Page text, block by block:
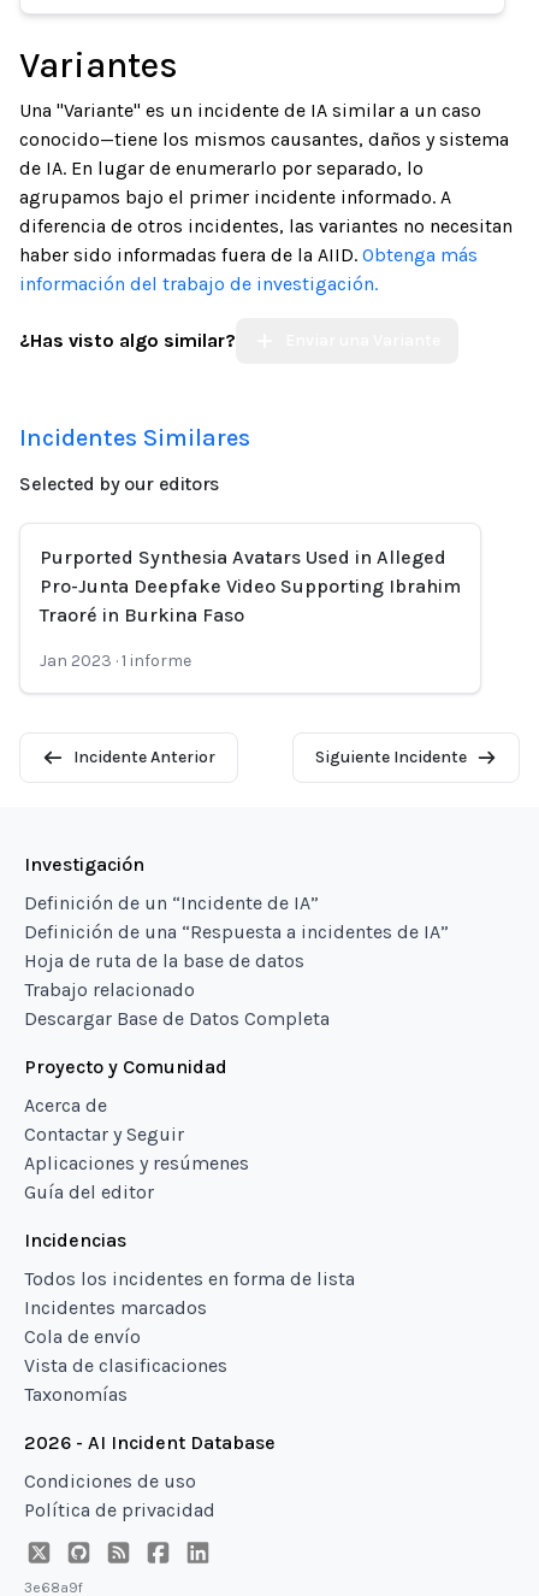
Variantes
Una "Variante" es un incidente de IA similar a un caso
conocido—tiene los mismos causantes, daños y sistema
de IA. En lugar de enumerarlo por separado, lo
agrupamos bajo el primer incidente informado. A
diferencia de otros incidentes, las variantes no necesitan
haber sido informadas fuera de la AIID. Obtenga más
información del trabajo de investigación.
¿Has visto algo similar?
Incidentes Similares
Selected by our editors
Purported Synthesia Avatars Used in Alleged
Pro-Junta Deepfake Video Supporting Ibrahim
Traoré in Burkina Faso
Jan 2023 ·1 informe
Incidente Anterior Siguiente Incidente
Investigación
Definición de un “Incidente de IA”
Definición de una “Respuesta a incidentes de IA”
Hoja de ruta de la base de datos
Trabajo relacionado
Descargar Base de Datos Completa
Proyecto y Comunidad
Acerca de
Contactar y Seguir
Aplicaciones y resúmenes
Guía del editor
Incidencias
Todos los incidentes en forma de lista
Incidentes marcados
Cola de envío
Vista de clasificaciones
Taxonomías
2026 - AI Incident Database
Condiciones de uso
Política de privacidad
3e68a9f